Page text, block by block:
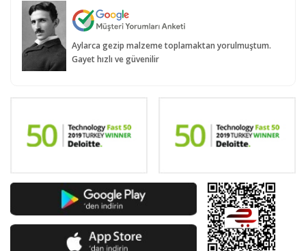
Aylarca gezip malzeme toplamaktan yorulmuştum.
Gayet hızlı ve güvenilir